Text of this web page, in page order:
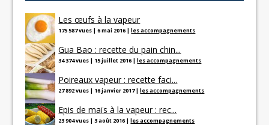
Les œufs à la vapeur
175 587 vues |6 mai 2016 |les accompagnements
Gua Bao : recette du pain chin...
34 374 vues | 15 juillet 2016 |les accompagnements
Poireaux vapeur : recette faci...
27 892 vues | 16 janvier 2017|les accompagnements
Epis de maïs à la vapeur : rec...
23 904 vues |3 août 2016 |les accompagnements